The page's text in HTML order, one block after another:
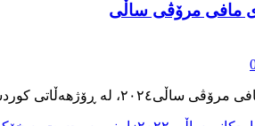
مافی مرۆڤی ساڵی